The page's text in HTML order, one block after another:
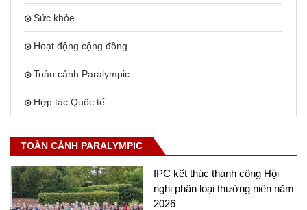
Sức khỏe
Hoạt động cộng đồng
Toàn cảnh Paralympic
Hợp tác Quốc tế
TOÀN CẢNH PARALYMPIC
IPC kết thúc thành công Hội
nghị phân loại thường niên năm
2026